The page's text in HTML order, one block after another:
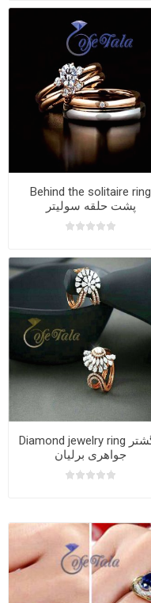
Behind the solitaire ring
پشت حلقه سولیتر
Diamond jewelry ring انگشتر
جواهری برلیان